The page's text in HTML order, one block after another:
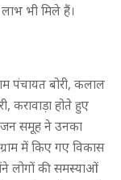
भी मिले हैं।
पंचायत बोरी, कलाल
करावाड़ा होते हुए
जन समूह ने उनका
में किए गए विकास
लोगों की समस्याओं